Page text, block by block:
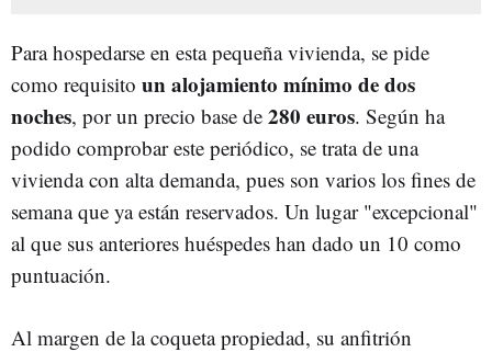
Para hospedarse en esta pequeña vivienda, se pide
como requisito un alojamiento mínimo de dos
noches, por un precio base de 280 euros. Según ha
podido comprobar este periódico, se trata de una
vivienda con alta demanda, pues son varios los fines de
semana que ya están reservados. Un lugar "excepcional"
al que sus anteriores huéspedes han dado un 10 como
puntuación.
Al margen de la coqueta propiedad, su anfitrión